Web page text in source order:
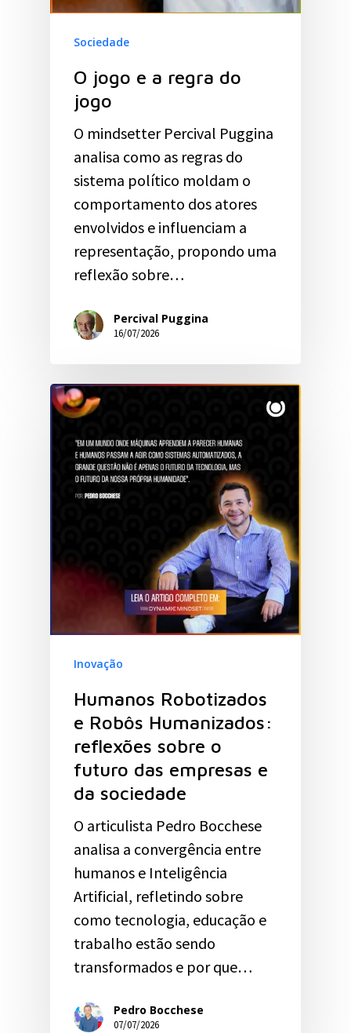
Sociedade
O jogo e a regra do
jogo
O mindsetter Percival Puggina
analisa como as regras do
sistema político moldam o
comportamento dos atores
envolvidos e influenciam a
representação, propondo uma
reflexão sobre…
Percival Puggina
16/07/2026
Inovação
Humanos Robotizados
e Robôs Humanizados:
reflexões sobre o
futuro das empresas e
da sociedade
O articulista Pedro Bocchese
analisa a convergência entre
humanos e Inteligência
Artificial, refletindo sobre
como tecnologia, educação e
trabalho estão sendo
transformados e por que…
Pedro Bocchese
07/07/2026